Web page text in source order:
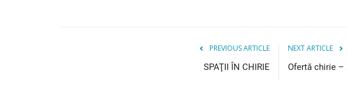
PREVIOUS ARTICLE
SPAŢII ÎN CHIRIE
NEXT ARTICLE
Ofertă chirie –